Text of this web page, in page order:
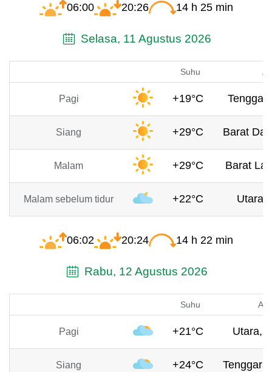
06:00 20:26 14 h 25 min
Selasa, 11 Agustus 2026
Suhu
Pagi +19°C
Siang +29°C Barat
Malam +29°C Barat
Malam sebelum tidur +22°C Utara,
06:02 20:24 14 h 22 min
Rabu, 12 Agustus 2026
Suhu
Pagi +21°C Utara,
Siang +24°C